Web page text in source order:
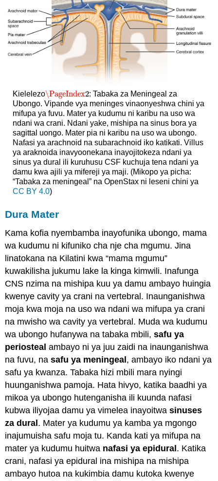
Kielelezo\PageIndex2
\PageIndex2: Tabaka za Meningeal za
Ubongo. Vipande vya meninges vinaonyeshwa chini ya
mifupa ya fuvu. Mater ya kudumu ni karibu na uso wa
ndani wa crani. Ndani yake, mishipa na sinus bora ya
sagittal uongo. Mater pia ni karibu na uso wa ubongo.
Nafasi ya arachnoid na subarachnoid iko katikati. Villus
ya araknoida inavyoonekana inayojitokeza ndani ya
sinus ya dural ili kuruhusu CSF kuchuja tena ndani ya
damu kwa ajili ya mifereji ya maji. (Mikopo ya picha:
“Tabaka za meningeal” na OpenStax ni leseni chini ya
CC BY 4.0)
Dura Mater
Kama kofia nyembamba inayofunika ubongo, mama
wa kudumu ni kifuniko cha nje cha mgumu. Jina
linatokana na Kilatini kwa “mama mgumu”
kuwakilisha jukumu lake la kinga kimwili. Inafunga
CNS nzima na mishipa kuu ya damu ambayo huingia
kwenye cavity ya crani na vertebral. Inaunganishwa
moja kwa moja na uso wa ndani wa mifupa ya crani
na mwisho wa cavity ya vertebral. Muda wa kudumu
wa ubongo hufanywa na tabaka mbili,safu ya
periosteal ambayo ni ya juu zaidi na inaunganishwa
na fuvu, nasafu ya meningeal , ambayo iko ndani ya
safu ya kwanza. Tabaka hizi mbili mara nyingi
huunganishwa pamoja. Hata hivyo, katika baadhi ya
mikoa ya ubongo hutenganisha ili kuunda nafasi
kubwa iliyojaa damu ya vimelea inayoitwasinuses
za dural . Mater ya kudumu ya kamba ya mgongo
inajumuisha safu moja tu. Kanda kati ya mifupa na
mater ya kudumu huitwa nafasi ya epidural . Katika
crani, nafasi ya epidural ina mishipa na mishipa
ambayo hutoa na kukimbia damu kutoka kwenye